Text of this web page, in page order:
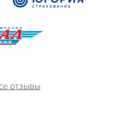
отзывы